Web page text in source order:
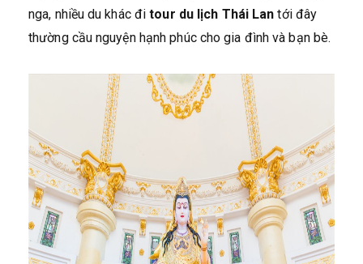
nga, nhiều du khác đitour du lịch Thái Lan tới đây
thường cầu nguyện hạnh phúc cho gia đình và bạn bè.